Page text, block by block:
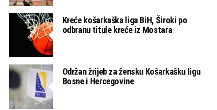
Kreće košarkaška liga BiH, Široki po
odbranu titule kreće iz Mostara
Održan žrijeb za žensku Košarkašku ligu
Bosne i Hercegovine